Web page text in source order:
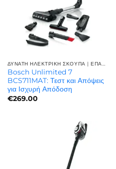
Bosch Unlimited 7
BCS711MAT: Τεστ και Απόψεις
για Ισχυρή Απόδοση
€269.00